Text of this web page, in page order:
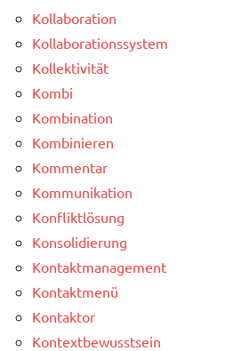
Kollaboration
Kollaborationssystem
Kollektivität
Kombi
Kombination
Kombinieren
Kommentar
Kommunikation
Konfliktlösung
Konsolidierung
Kontaktmanagement
Kontaktmenü
Kontaktor
Kontextbewusstsein